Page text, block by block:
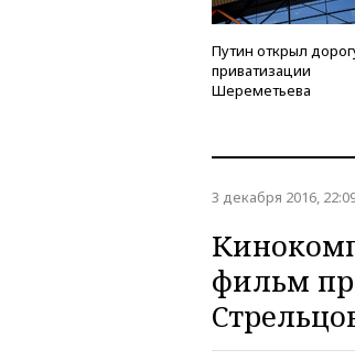
Путин открыл
приватизации
Шереметьева
3 декабря 2016,
фильм